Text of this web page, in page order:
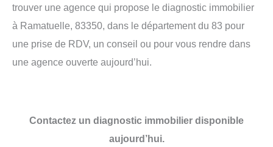
trouver une agence qui propose le diagnostic immobilier
à Ramatuelle, 83350, dans le département du 83 pour
une prise de RDV, un conseil ou pour vous rendre dans
une agence ouverte aujourd’hui.
Contactez un diagnostic immobilier disponible
aujourd’hui.